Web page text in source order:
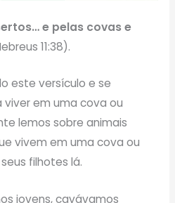
e pelas covas e
11:38).
este versículo e se
em uma cova ou
lemos sobre animais
vivem em uma cova ou
filhotes lá.
jovens, cavávamos